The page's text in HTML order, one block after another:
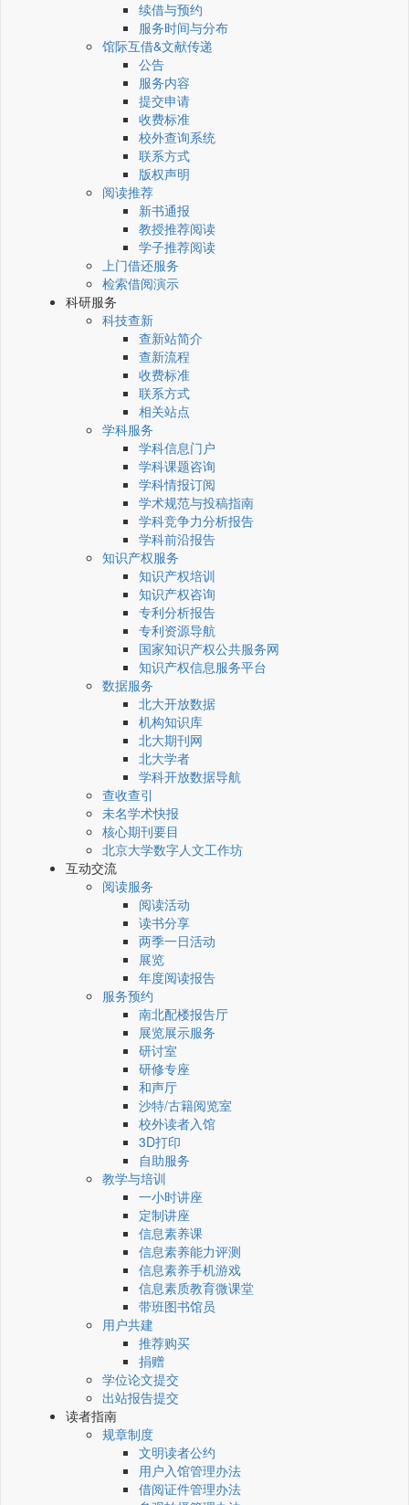
续借与预约
服务时间与分布
馆际互借&文献传递
公告
服务内容
提交申请
收费标准
校外查询系统
联系方式
版权声明
阅读推荐
新书通报
教授推荐阅读
学子推荐阅读
上门借还服务
检索借阅演示
科研服务
科技查新
查新站简介
查新流程
收费标准
联系方式
相关站点
学科服务
学科信息门户
学科课题咨询
学科情报订阅
学术规范与投稿指南
学科竞争力分析报告
学科前沿报告
知识产权服务
知识产权培训
知识产权咨询
专利分析报告
专利资源导航
国家知识产权公共服务网
知识产权信息服务平台
数据服务
北大开放数据
机构知识库
北大期刊网
北大学者
学科开放数据导航
查收查引
未名学术快报
核心期刊要目
北京大学数字人文工作坊
互动交流
阅读服务
阅读活动
读书分享
两季一日活动
展览
年度阅读报告
服务预约
南北配楼报告厅
展览展示服务
研讨室
研修专座
和声厅
沙特/古籍阅览室
校外读者入馆
3D打印
自助服务
教学与培训
一小时讲座
定制讲座
信息素养课
信息素养能力评测
信息素养手机游戏
信息素质教育微课堂
带班图书馆员
用户共建
推荐购买
捐赠
学位论文提交
出站报告提交
读者指南
规章制度
文明读者公约
用户入馆管理办法
借阅证件管理办法